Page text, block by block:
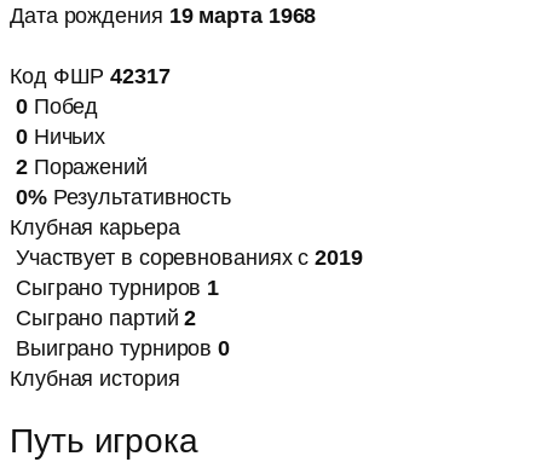
Дата рождения 19 марта 1968
Код ФШР 42317
0 Побед
0 Ничьих
2 Поражений
0% Результативность
Клубная карьера
Участвует в соревнованиях с 2019
Сыграно турниров 1
Сыграно партий 2
Выиграно турниров 0
Клубная история
Путь игрока